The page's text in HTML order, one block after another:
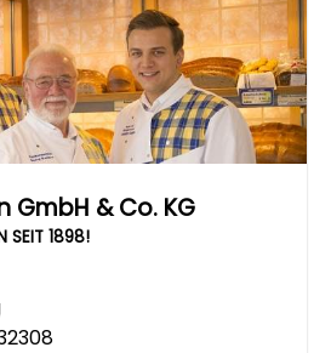
GmbH & Co. KG
SEIT 1898!